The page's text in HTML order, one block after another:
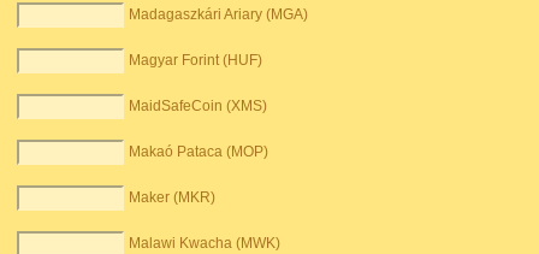
Madagaszkári Ariary (MGA)
Magyar Forint (HUF)
MaidSafeCoin (XMS)
Makaó Pataca (MOP)
Maker (MKR)
Malawi Kwacha (MWK)